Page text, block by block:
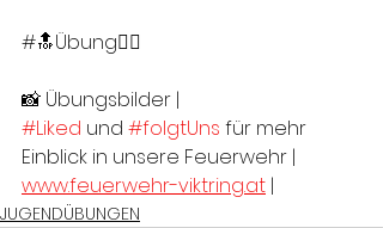
#🔝Übung👍🏻
📸 Übungsbilder |
#Liked und #folgtUns für mehr
Einblick in unsere Feuerwehr |
www.feuerwehr-viktring.at |
JUGENDÜBUNGEN